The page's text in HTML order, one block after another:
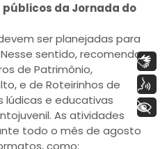
públicos da Jornada do
ser planejadas para
sentido, recomenda-
de Patrimônio,
e de Roteirinhos de
lúdicas e educativas
As atividades
todo o mês de agosto
como:
Libras
Voz
+ Acessibilidade